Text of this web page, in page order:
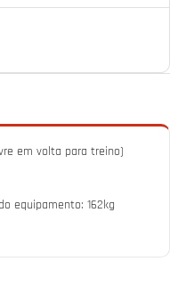
em volta para treino)
equipamento: 162kg